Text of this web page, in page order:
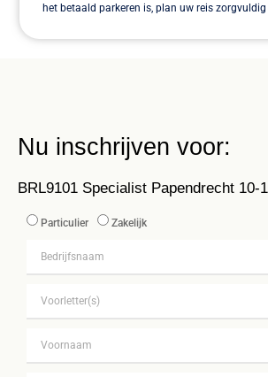
het betaald parkeren is, plan uw reis zorgvuldig
Nu inschrijven voor:
BRL9101 Specialist Papendrecht 10-
Particulier Zakelijk